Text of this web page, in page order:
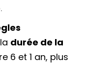
.
durée de la
6 et 1 an, plus